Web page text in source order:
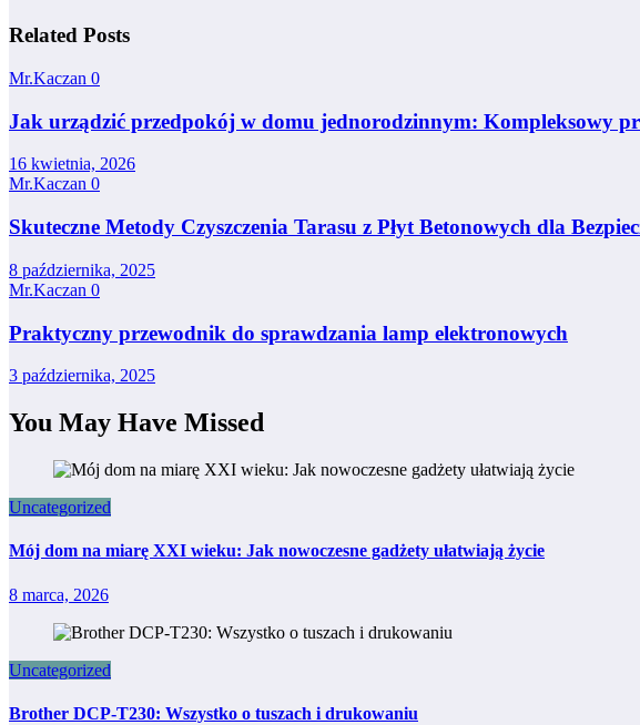
Related Posts
Mr.Kaczan 0
Jak urządzić przedpokój w domu jednorodzinnym: Kompleksowy
16 kwietnia, 2026
Mr.Kaczan 0
Skuteczne Metody Czyszczenia Tarasu z Płyt Betonowych dla
8 października, 2025
Mr.Kaczan 0
Praktyczny przewodnik do sprawdzania lamp elektronowych
3 października, 2025
You May Have Missed
Uncategorized
Mój dom na miarę XXI wieku: Jak nowoczesne gadżety ułatwiają życie
8 marca, 2026
Uncategorized
Brother DCP-T230: Wszystko o tuszach i drukowaniu